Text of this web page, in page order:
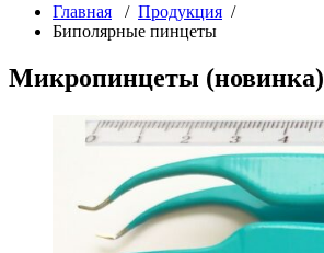
Главная / Продукция /
Биполярные пинцеты
Микропинцеты (новинка)